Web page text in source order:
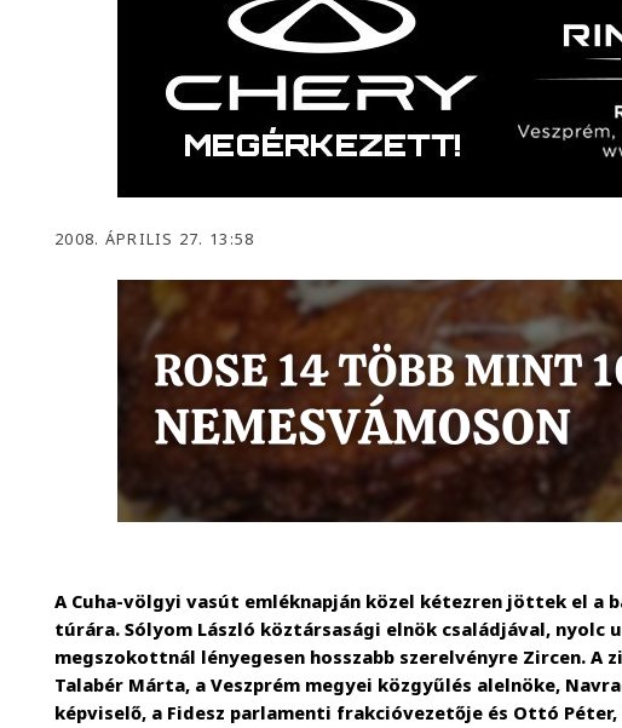
2008. ÁPRILIS 27. 13:58
A Cuha-völgyi vasút emléknapján közel kétezren jöttek el a
túrára. Sólyom László köztársasági elnök családjával, nyolc
megszokottnál lényegesen hosszabb szerelvényre Zircen. A
Talabér Márta, a Veszprém megyei közgyűlés alelnöke,
képviselő, a Fidesz parlamenti frakcióvezetője és Ottó